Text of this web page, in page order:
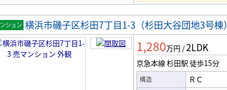
ンシ
横浜市磯子区杉田7丁目1-3（杉田大谷団地3号棟）
1,280万円 / 2LDK
京急本線 杉田駅 徒歩15分
構造 ＲＣ